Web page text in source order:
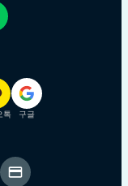
톡 구글